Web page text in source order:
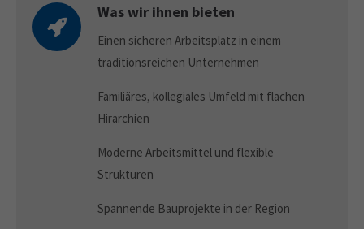
Was wir ihnen bieten
Einen sicheren Arbeitsplatz in einem
traditionsreichen Unternehmen
Familiäres, kollegiales Umfeld mit flachen
Hirarchien
Moderne Arbeitsmittel und flexible
Strukturen
Spannende Bauprojekte in der Region